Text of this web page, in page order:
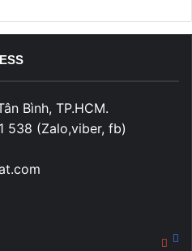
Bình, TP.HCM.
538 (Zalo,viber, fb)